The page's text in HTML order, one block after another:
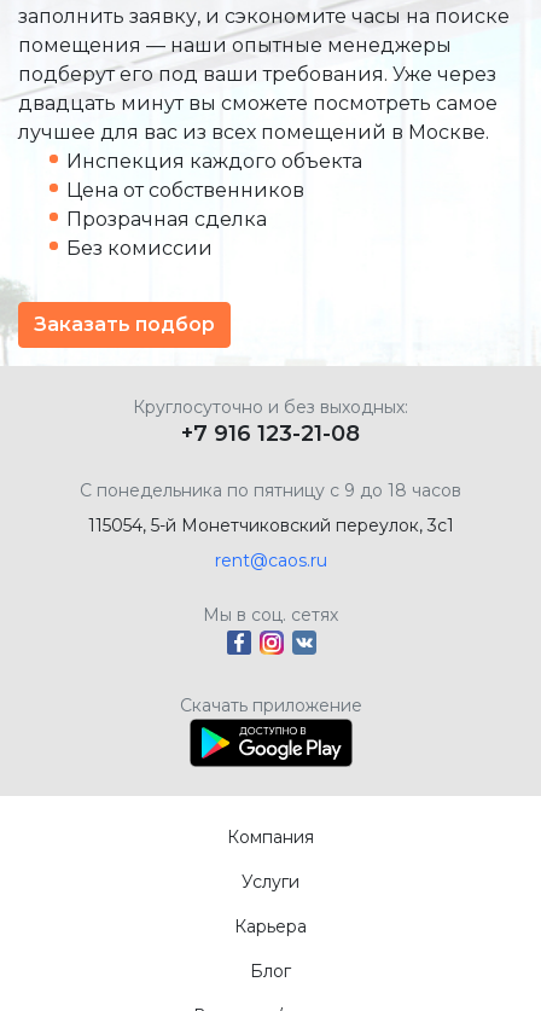
заполнить заявку, и сэкономите часы на поиске
помещения — наши опытные менеджеры
подберут его под ваши требования. Уже через
двадцать минут вы сможете посмотреть самое
лучшее для вас из всех помещений в Москве.
Инспекция каждого объекта
Цена от собственников
Прозрачная сделка
Без комиссии
Заказать подбор
Круглосуточно и без выходных:
+7 916 123-21-08
С понедельника по пятницу с 9 до 18 часов
115054, 5-й Монетчиковский переулок, 3с1
rent@caos.ru
Мы в соц. сетях
Скачать приложение
Компания
Услуги
Карьера
Блог